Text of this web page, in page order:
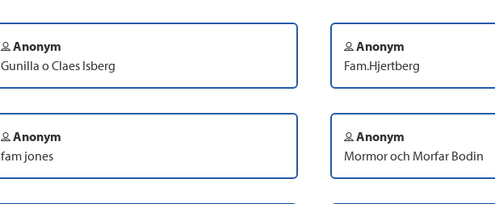
Anonym
Gunilla o Claes Isberg
Anonym
fam jones
Anonym
Fam.Hjertberg
Anonym
Mormor och Morfar Bodin